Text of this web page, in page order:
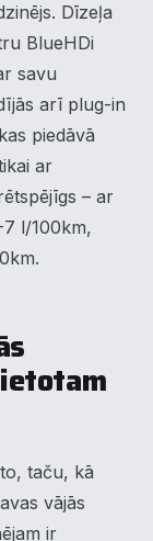
Dīzeļa
BlueHDi
savu
arī plug-in
piedāvā
ar
– ar
l/100km,
taču, kā
vājās
ir
efektīvi